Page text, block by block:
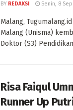
BY REDAKSI Senin, 8
Malang,
Malang (Unisma)
Doktor (S3)
Risa Faiqul
Runner Up